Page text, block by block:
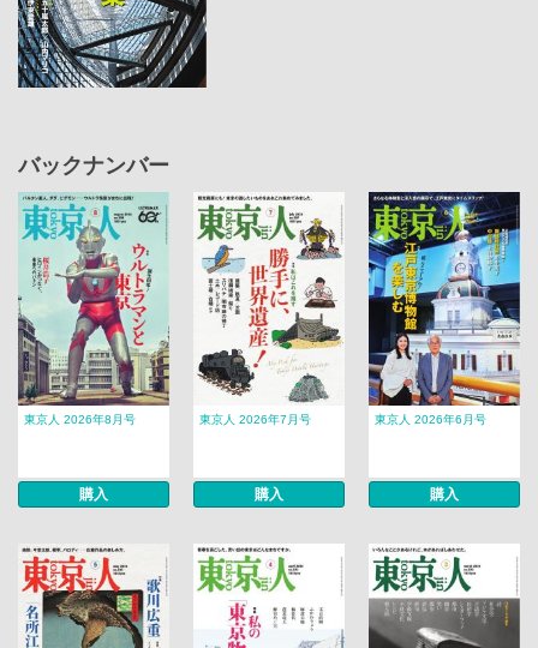
バックナンバー
東京人 2026年8月号
購入
東京人 2026年7月号
購入
東京人 2026年6月号
購入